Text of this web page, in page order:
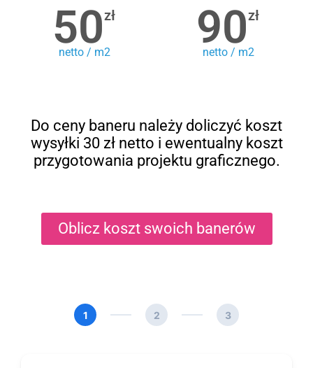
50zł
netto / m2 90zł
netto / m2
Do ceny baneru należy doliczyć koszt
wysyłki 30 zł netto i ewentualny koszt
przygotowania projektu graficznego.
Oblicz koszt swoich banerów
1 2 3